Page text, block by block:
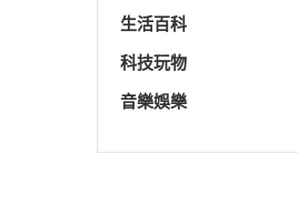
生活百科
科技玩物
音樂娛樂